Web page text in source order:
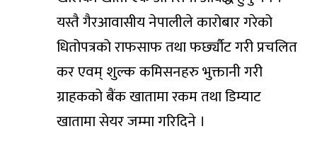
यस्तै गैरआवासीय नेपालीले कारोबार गरेको
धितोपत्रको राफसाफ तथा फर्छ्यौट गरी प्रचलित
कर एवम् शुल्क कमिसनहरु भुक्तानी गरी
ग्राहकको बैंक खातामा रकम तथा डिम्याट
खातामा सेयर जम्मा गरिदिने ।